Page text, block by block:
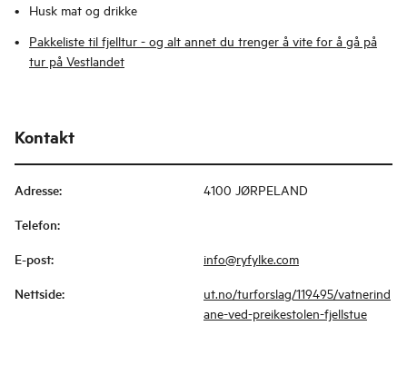
Husk mat og drikke
Pakkeliste til fjelltur - og alt annet du trenger å vite for å gå på
tur på Vestlandet
Kontakt
Adresse: 4100 JØRPELAND
Telefon:
E-post: info@ryfylke.com
Nettside:
ut.no/turforslag/119495/vatnerind
ane-ved-preikestolen-fjellstue